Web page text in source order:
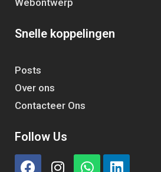
Snelle koppelingen
Posts
Over ons
Contacteer Ons
Follow Us